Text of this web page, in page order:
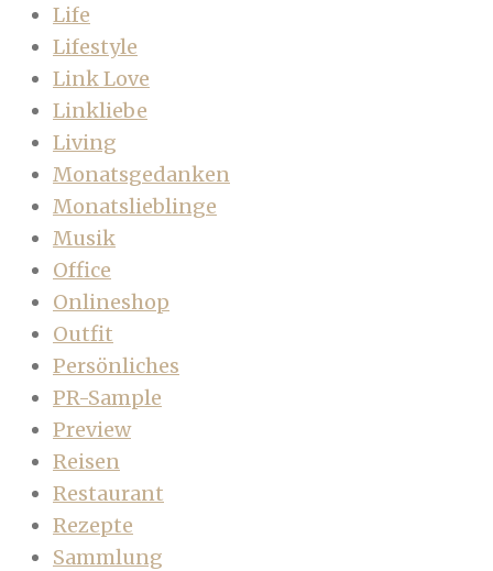
Life
Lifestyle
Link Love
Linkliebe
Living
Monatsgedanken
Monatslieblinge
Musik
Office
Onlineshop
Outfit
Persönliches
PR-Sample
Preview
Reisen
Restaurant
Rezepte
Sammlung